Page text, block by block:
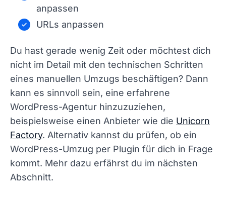
anpassen
URLs anpassen
Du hast gerade wenig Zeit oder möchtest dich
nicht im Detail mit den technischen Schritten
eines manuellen Umzugs beschäftigen? Dann
kann es sinnvoll sein, eine erfahrene
WordPress-Agentur hinzuzuziehen,
beispielsweise einen Anbieter wie die Unicorn
Factory. Alternativ kannst du prüfen, ob ein
WordPress-Umzug per Plugin für dich in Frage
kommt. Mehr dazu erfährst du im nächsten
Abschnitt.